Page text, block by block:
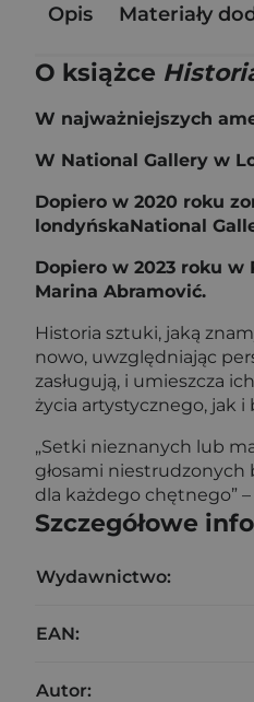
Opis Materiały
O książce
W najważniejszych
W National Gallery w
Dopiero w 2020 roku
londyńskaNational
Dopiero w 2023 roku w
Marina Abramović.
Historia sztuki, jaką
nowo, uwzględniając
zasługują, i umieszcza
życia artystycznego, jak
„Setki nieznanych lub
głosami niestrudzonych
dla każdego chętnego”
Szczegółowe
Wydawnictwo:
EAN:
Autor: